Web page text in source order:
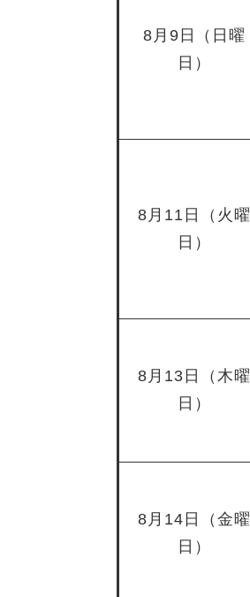
8月9日（日曜
日）
8月11日（火曜
日）
8月13日（木曜
日）
8月14日（金曜
日）